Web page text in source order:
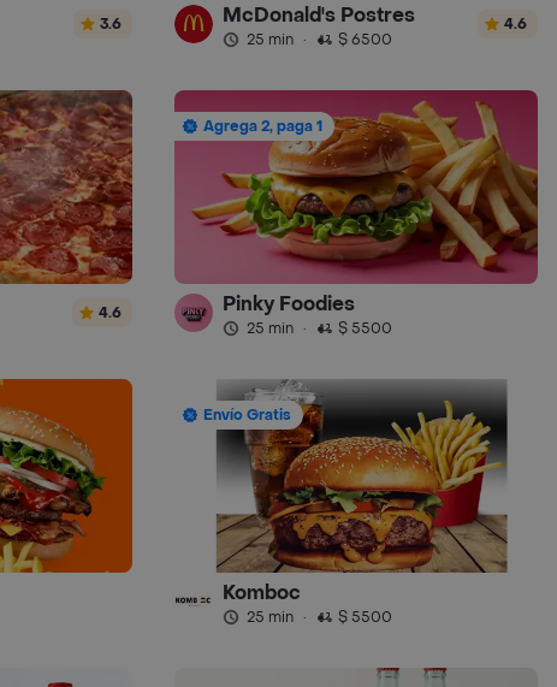
3.6 McDonald's Postres
25 min · $ 6500
4.6
4.6
Agrega 2, paga 1
Pinky Foodies
25 min · $ 5500
Envío Gratis
Komboc
25 min · $ 5500